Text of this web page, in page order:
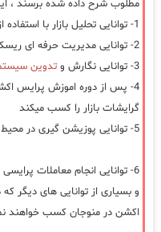
مطلوب شرح داده شده برسند ،
1- توانایی تحلیل بازار با استفاده از دانش پرایس اکشن
2- توانایی مدیریت حرفه ای ریسک و سرمایه با استفاده از اصول پرایس
3- توانایی نگارش و
تدوین
4- پس از دوره اموزش پرایس
گرایشات بازار را کسب میکند
5- توانایی پوزیشن گیری در محیط REAL یا واقعی
6- توانایی انجام معاملات پرایسی در تایم فریم های مختلف
و بسیاری از توانایی های دیگر
اکشن در منوجان کسب خواهند